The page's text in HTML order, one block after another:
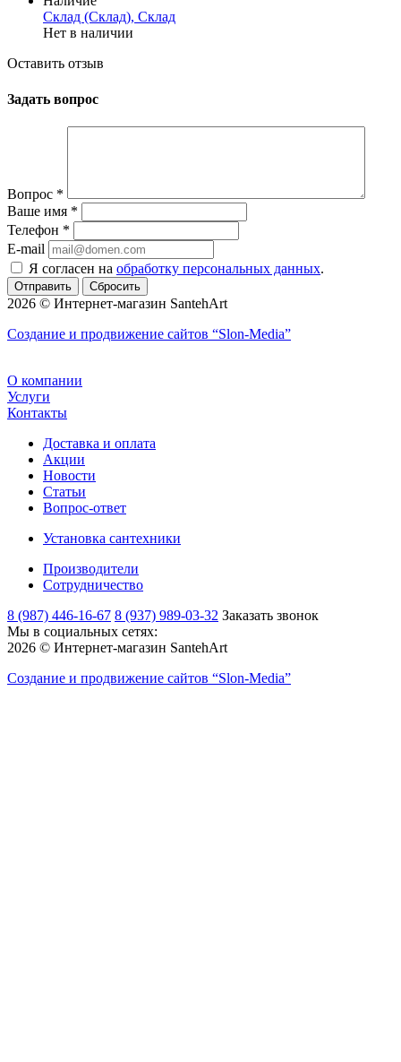
Склад (Склад), Склад
Нет в наличии
Оставить отзыв
Задать вопрос
Вопрос *
Ваше имя *
Телефон *
E-mail
Я согласен на обработку персональных данных.
Сбросить
2026 © Интернет-магазин SantehArt
Создание и продвижение сайтов “Slon-Media”
О компании
Услуги
Контакты
Доставка и оплата
Акции
Новости
Статьи
Вопрос-ответ
Установка сантехники
Производители
Сотрудничество
8 (987) 446-16-67 8 (937) 989-03-32 Заказать звонок
Мы в социальных сетях:
2026 © Интернет-магазин SantehArt
Создание и продвижение сайтов “Slon-Media”